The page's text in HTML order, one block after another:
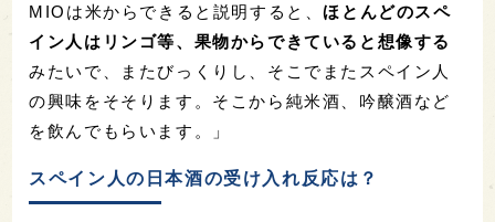
MIOは米からできると説明すると、ほとんどのスペ
イン人はリンゴ等、果物からできていると想像する
みたいで、またびっくりし、そこでまたスペイン人
の興味をそそります。そこから純米酒、吟醸酒など
を飲んでもらいます。」
スペイン人の日本酒の受け入れ反応は？